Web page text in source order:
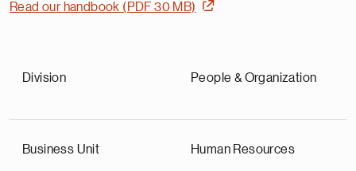
Read our handbook (PDF 30 MB)
Division People & Organization
Business Unit Human Resources